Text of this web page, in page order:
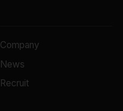
Company
News
Recruit